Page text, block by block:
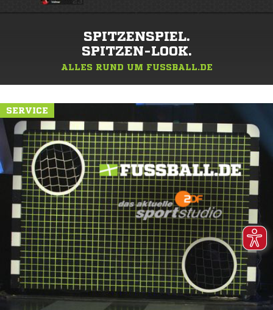
SPITZENSPIEL.
SPITZEN-LOOK.
ALLES RUND UM FUSSBALL.DE
SERVICE